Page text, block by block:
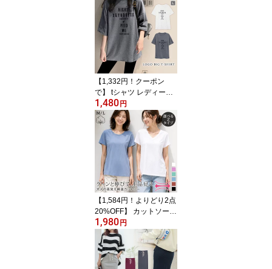
プス Vネック ニット 五
分袖 半袖 きれいめ 上品
シンプル 無地 体型カバ
ー きれいめ 着回し オフ
ィス カジュアル 大人 体
型カバー 高身長 低身長 2
0代 30代 40代 女性
【1,332円！クーポン
で】 tシャツ レディース
半袖 白 ロゴtシャツ カッ
トソー Uネック トップス
大きいサイズ 大きめ ビ
ッグサイズ ロング ゆっ
たり tシャツ チュニック
グレー 大人 体型カバー
オシャレ オーバーサイズ
1,480 円
【1,584円！よりどり2点
20%OFF】 カットソー
レディース 半袖 トップ
ス Vネック Uネック tシ
ャツ シンプル 無地 チュ
ニック カジュアル ベー
シック ブルー グリーン
1,980 円